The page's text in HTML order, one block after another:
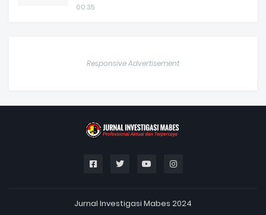
00.35
Responsive Advertisement
Jurnal Investigasi Mabes 2024